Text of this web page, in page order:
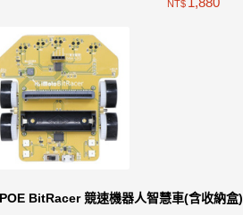
NT$
BitRacer 競速機器人智慧車(含收納盒)